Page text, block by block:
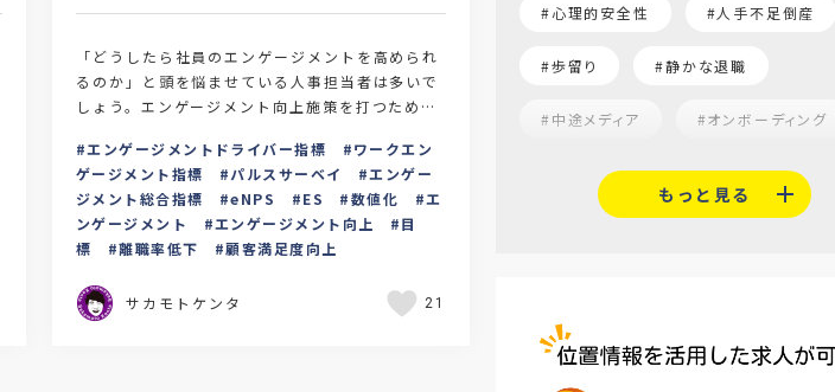
「どうしたら社員のエンゲージメントを高められ
るのか」と頭を悩ませている人事担当者は多いで
しょう。エンゲージメント向上施策を打つために
数値化し、目標を立てる必…
エンゲージメントドライバー指標
ワークエン
ゲージメント指標
パルスサーベイ
エンゲー
ジメント総合指標
eNPS ES 数値化
エ
ンゲージメント
エンゲージメント向上
目
標
離職率低下 顧客満足度向上
サカモトケンタ 21
#心理的安全性 #人手不足倒産
#歩留り #静かな退職
#中途メディア #オンボーディング
#就活志向 #α世代 #福利
#AI面接
#医療業界
もっと見る